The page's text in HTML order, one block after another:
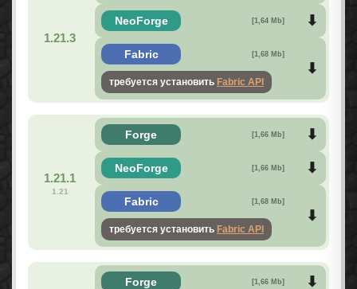
1.21.3
NeoForge [1,64 Mb]
Fabric [1,68 Mb]
требуется установить Fabric API
1.21.1
1.21
Forge [1,66 Mb]
NeoForge [1,66 Mb]
Fabric [1,68 Mb]
требуется установить Fabric API
Forge [1,66 Mb]